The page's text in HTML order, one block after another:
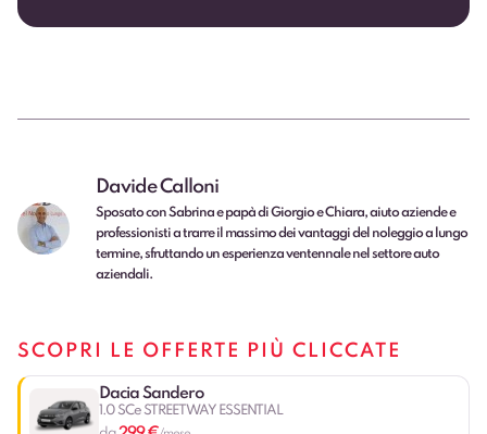
Davide Calloni
Sposato con Sabrina e papà di Giorgio e Chiara, aiuto aziende e
professionisti a trarre il massimo dei vantaggi del noleggio a lungo
termine, sfruttando un esperienza ventennale nel settore auto
aziendali.
SCOPRI LE OFFERTE PIÙ CLICCATE
Dacia Sandero
1.0 SCe STREETWAY ESSENTIAL